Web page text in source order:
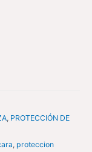
, PROTECCIÓN DE
, proteccion